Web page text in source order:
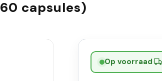
capsules)
Op voorraad·